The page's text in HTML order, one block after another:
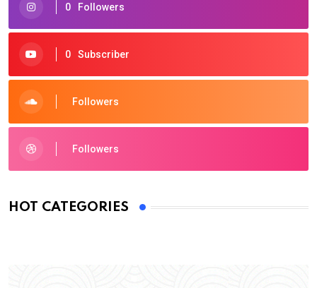
0 Followers
0 Subscriber
Followers
Followers
HOT CATEGORIES